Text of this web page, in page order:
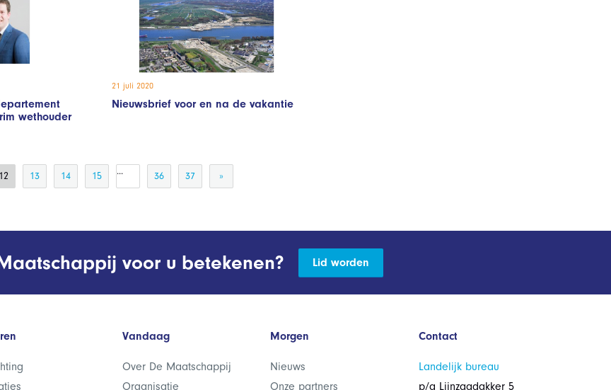
wethouder
21 juli 2020
Nieuwsbrief voor en na de vakantie
12 13 14 15 ... 36 37 »
voor u betekenen? Lid worden
Vandaag
Over De Maatschappij
Organisatie
Morgen
Nieuws
Onze partners
Contact
Landelijk bureau
p/a Lijnzaadakker 5